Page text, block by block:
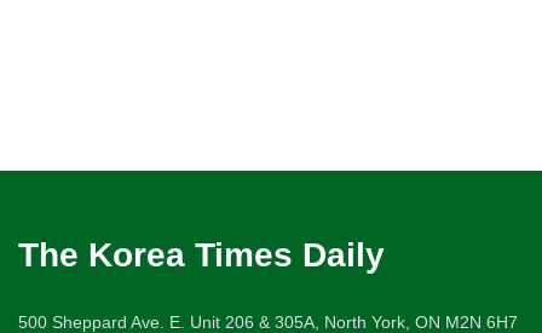
The Korea Times Daily
500 Sheppard Ave. E. Unit 206 & 305A, North York, ON M2N 6H7